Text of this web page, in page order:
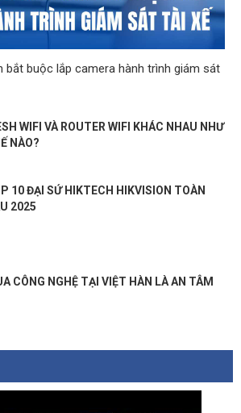
bắt buộc lắp camera hành trình giám sát
WIFI VÀ ROUTER WIFI KHÁC NHAU NHƯ
NÀO?
10 ĐẠI SỨ HIKTECH HIKVISION TOÀN
2025
CÔNG NGHỆ TẠI VIỆT HÀN LÀ AN TÂM